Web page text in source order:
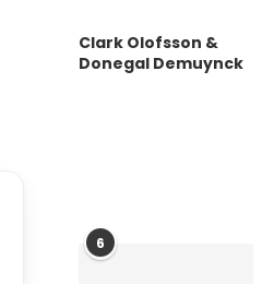
Clark Olofsson &
Donegal Demuynck
6